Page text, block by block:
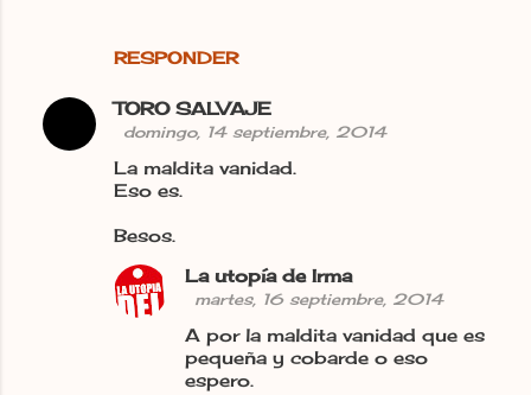
RESPONDER
TORO SALVAJE
domingo, 14 septiembre, 2014
La maldita vanidad.
Eso es.
Besos.
La utopía de Irma
martes, 16 septiembre, 2014
A por la maldita vanidad que es
pequeña y cobarde o eso
espero.